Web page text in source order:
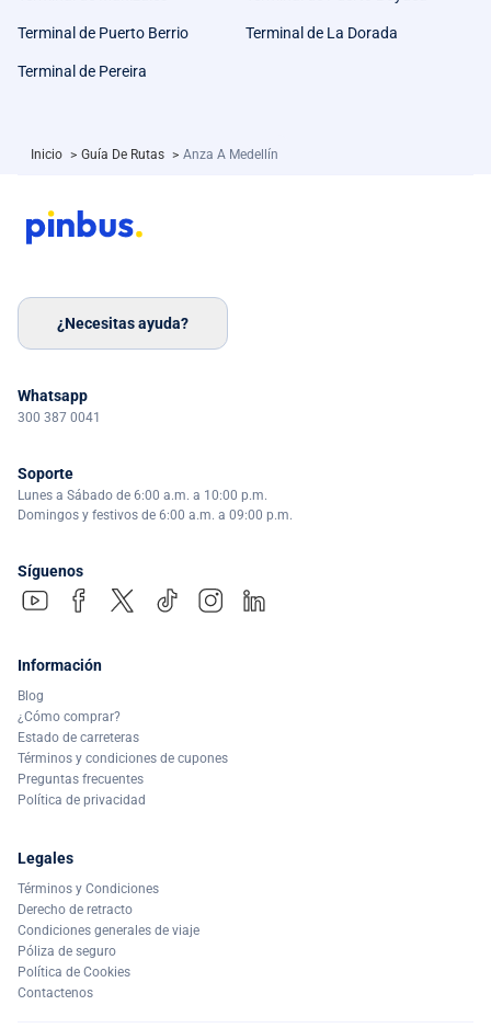
Terminal de Puerto Berrio Terminal de La Dorada
Terminal de Pereira
Inicio > Guía De Rutas > Anza A Medellín
¿Necesitas ayuda?
Whatsapp
300 387 0041
Soporte
Lunes a Sábado de 6:00 a.m. a 10:00 p.m.
Domingos y festivos de 6:00 a.m. a 09:00 p.m.
Síguenos
Información
Blog
¿Cómo comprar?
Estado de carreteras
Términos y condiciones de cupones
Preguntas frecuentes
Política de privacidad
Legales
Términos y Condiciones
Derecho de retracto
Condiciones generales de viaje
Póliza de seguro
Política de Cookies
Contactenos